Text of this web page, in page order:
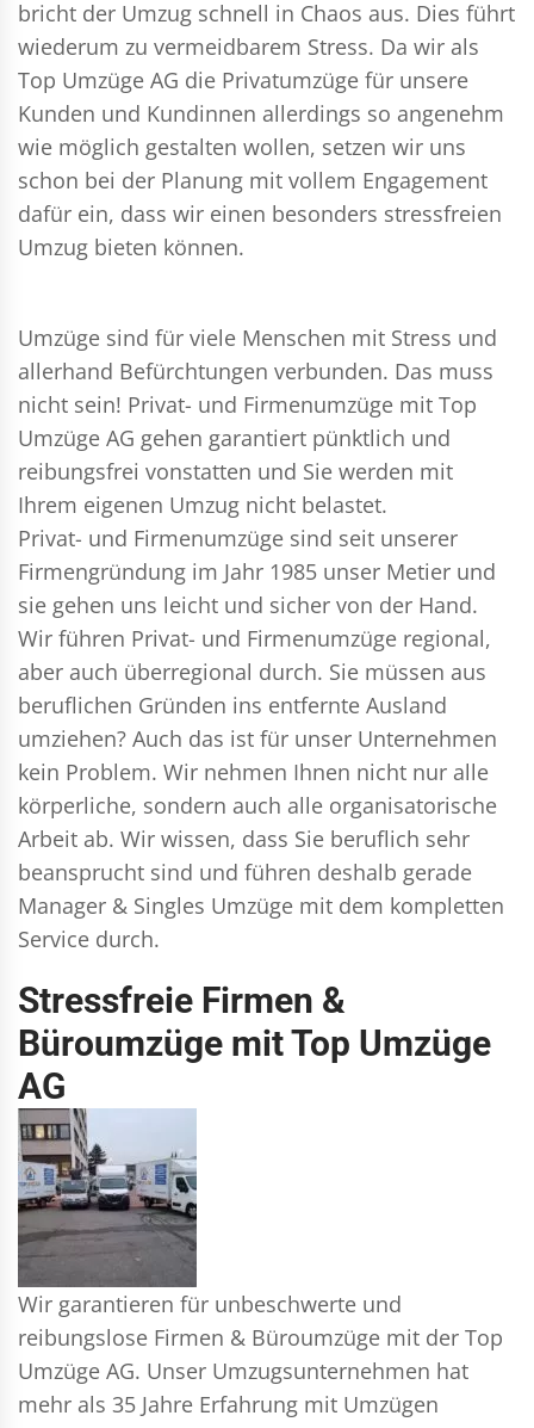
bricht der Umzug schnell in Chaos aus. Dies führt
wiederum zu vermeidbarem Stress. Da wir als
Top Umzüge AG die Privatumzüge für unsere
Kunden und Kundinnen allerdings so angenehm
wie möglich gestalten wollen, setzen wir uns
schon bei der Planung mit vollem Engagement
dafür ein, dass wir einen besonders stressfreien
Umzug bieten können.
Umzüge sind für viele Menschen mit Stress und
allerhand Befürchtungen verbunden. Das muss
nicht sein! Privat- und Firmenumzüge mit Top
Umzüge AG gehen garantiert pünktlich und
reibungsfrei vonstatten und Sie werden mit
Ihrem eigenen Umzug nicht belastet.
Privat- und Firmenumzüge sind seit unserer
Firmengründung im Jahr 1985 unser Metier und
sie gehen uns leicht und sicher von der Hand.
Wir führen Privat- und Firmenumzüge regional,
aber auch überregional durch. Sie müssen aus
beruflichen Gründen ins entfernte Ausland
umziehen? Auch das ist für unser Unternehmen
kein Problem. Wir nehmen Ihnen nicht nur alle
körperliche, sondern auch alle organisatorische
Arbeit ab. Wir wissen, dass Sie beruflich sehr
beansprucht sind und führen deshalb gerade
Manager & Singles Umzüge mit dem kompletten
Service durch.
Stressfreie Firmen &
Büroumzüge mit Top Umzüge
AG
Wir garantieren für unbeschwerte und
reibungslose Firmen & Büroumzüge mit der Top
Umzüge AG. Unser Umzugsunternehmen hat
mehr als 35 Jahre Erfahrung mit Umzügen